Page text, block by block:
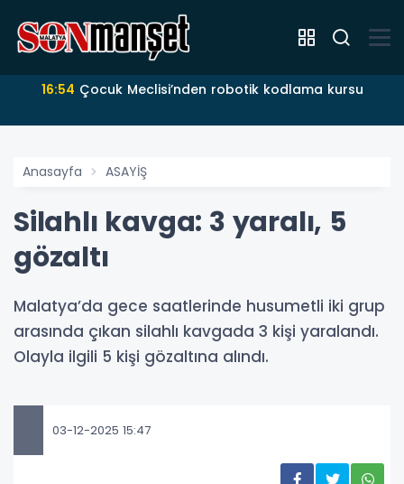
16:54 Çocuk Meclisi’nden robotik kodlama kursu
Anasayfa ASAYİŞ
Silahlı kavga: 3 yaralı, 5
gözaltı
Malatya’da gece saatlerinde husumetli iki grup
arasında çıkan silahlı kavgada 3 kişi yaralandı.
Olayla ilgili 5 kişi gözaltına alındı.
03-12-2025 15:47